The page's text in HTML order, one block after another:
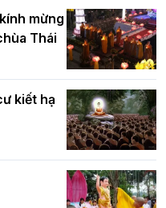
TP.
hành,
nước của Phật giáo
tín Phần 9: Giải thích
mừng
Thái
kiết hạ